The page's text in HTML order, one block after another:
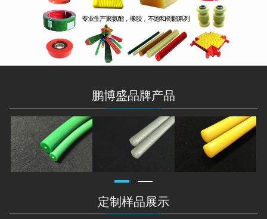
鹏博盛品牌产品
定制样品展示